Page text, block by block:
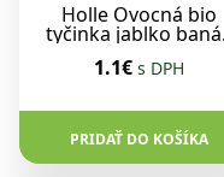
Holle Ovocná bio
tyčinka jablko
1.1€ s DPH
PRIDAŤ DO KOŠÍKA